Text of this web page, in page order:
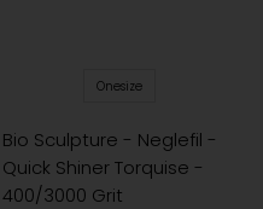
Onesize
Bio Sculpture - Neglefil -
Quick Shiner Torquise -
400/3000 Grit